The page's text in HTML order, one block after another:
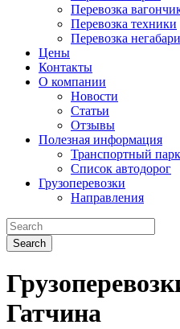
Перевозка
Перевозка техники
Перевозка
Цены
Контакты
О компании
Новости
Статьи
Отзывы
Полезная информация
Транспортный парк
Список автодорог
Грузоперевозки
Направления
Search
Гатчина